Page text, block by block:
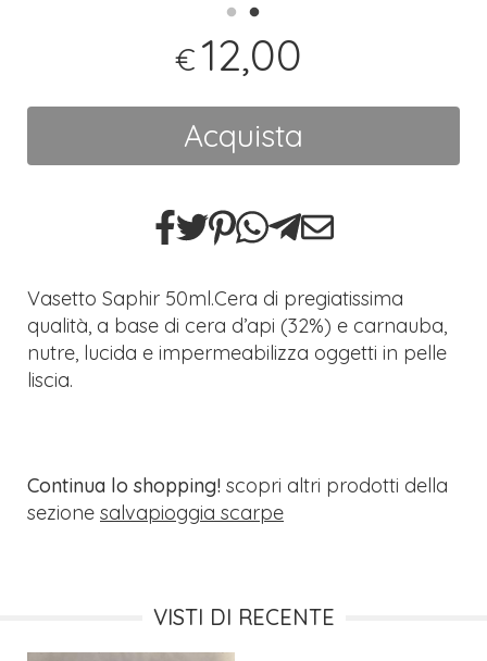
€ 12,00
Acquista
Vasetto Saphir 50ml.Cera di pregiatissima
qualità, a base di cera d’api (32%) e carnauba,
nutre, lucida e impermeabilizza oggetti in pelle
liscia.
Continua lo shopping! scopri altri prodotti della
sezione salvapioggia scarpe
VISTI DI RECENTE